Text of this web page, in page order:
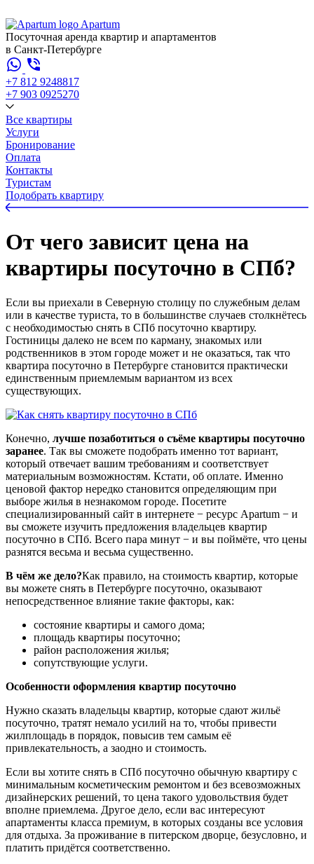
Apartum
Посуточная аренда квартир и апартаментов
в Санкт-Петербурге
+7 812 9248817
+7 903 0925270
Все квартиры
Услуги
Бронирование
Оплата
Контакты
Туристам
Подобрать квартиру
От чего зависит цена на
квартиры посуточно в СПб?
Если вы приехали в Северную столицу по служебным делам
или в качестве туриста, то в большинстве случаев столкнётесь
с необходимостью снять в СПб посуточно квартиру.
Гостиницы далеко не всем по карману, знакомых или
родственников в этом городе может и не оказаться, так что
квартира посуточно в Петербурге становится практически
единственным приемлемым вариантом из всех
существующих.
Конечно, лучше позаботиться о съёме квартиры посуточно
заранее. Так вы сможете подобрать именно тот вариант,
который отвечает вашим требованиям и соответствует
материальным возможностям. Кстати, об оплате. Именно
ценовой фактор нередко становится определяющим при
выборе жилья в незнакомом городе. Посетите
специализированный сайт в интернете − ресурс Apartum − и
вы сможете изучить предложения владельцев квартир
посуточно в СПб. Всего пара минут − и вы поймёте, что цены
разнятся весьма и весьма существенно.
В чём же дело?Как правило, на стоимость квартир, которые
вы можете снять в Петербурге посуточно, оказывают
непосредственное влияние такие факторы, как:
состояние квартиры и самого дома;
площадь квартиры посуточно;
район расположения жилья;
сопутствующие услуги.
Особенности оформления квартир посуточно
Нужно сказать владельцы квартир, которые сдают жильё
посуточно, тратят немало усилий на то, чтобы привести
жилплощадь в порядок, повысив тем самым её
привлекательность, а заодно и стоимость.
Если вы хотите снять в СПб посуточно обычную квартиру с
минимальным косметическим ремонтом и без всевозможных
дизайнерских решений, то цена такого удовольствия будет
вполне приемлема. Другое дело, если вас интересуют
апартаменты класса премиум, в которых созданы все условия
для отдыха. За проживание в питерском дворце, безусловно, и
платить придётся соответственно.